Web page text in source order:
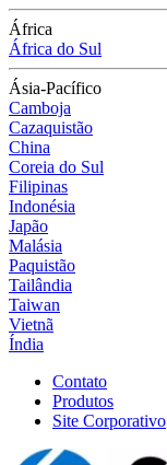
África
África do Sul
Ásia-Pacífico
Camboja
Cazaquistão
China
Coreia do Sul
Filipinas
Indonésia
Japão
Malásia
Paquistão
Tailândia
Taiwan
Vietnã
Índia
Contato
Produtos
Site Corporativo